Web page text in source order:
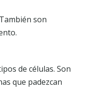
son
de células. Son
que padezcan